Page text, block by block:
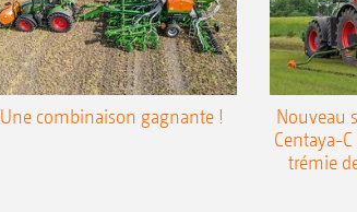
Une combinaison gagnante !
Nouveau
Centaya-
trémie